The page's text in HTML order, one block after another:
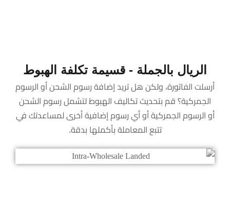
الريال بالجملة - قسيمة تكلفة الهبوط
أرسلت الفاتورة، ولكن هل تريد إضافة رسوم الشحن أو الرسوم
الجمركية؟ قم بتحديث تكاليف الهبوط لتشمل رسوم الشحن
أو الرسوم الجمركية أو أي رسوم إضافية أخرى لمساعدتك في
تتبع المعاملة بأكملها بدقة.